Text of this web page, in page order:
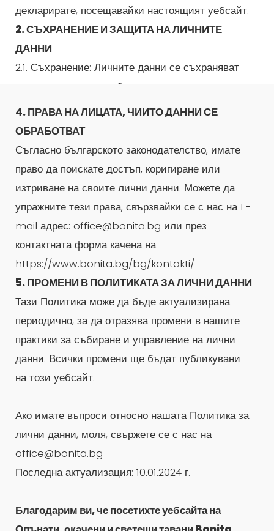
декларирате, посещавайки настоящият уебсайт.
2. СЪХРАНЕНИЕ И ЗАЩИТА НА ЛИЧНИТЕ
ДАННИ
2.1. Съхранение: Личните данни се съхраняват
само за периода, необходим за постигане на
целите, за които са били събрани и/или според
изискванията на приложимото законодателство,
действащо на територията на Република
2.2. Защита: Прилагаме подходящи технически и
организационни мерки, за да предпазим вашите
лични данни от неправомерен достъп,
злоупотреба, загуба или разкриване.
3. РАЗКРИВАНЕ НА ЛИЧНИ ДАННИ
Вашите лични данни не се разкриват на трети
страни без вашето явно съгласие, освен ако
4. ПРАВА НА ЛИЦАТА, ЧИИТО ДАННИ СЕ
ОБРАБОТВАТ
Съгласно българското законодателство, имате
право да поискате достъп, коригиране или
изтриване на своите лични данни. Можете да
упражните тези права, свързвайки се с нас на E-
mail адрес: office@bonita.bg или през
контактната форма качена на
https://www.bonita.bg/bg/kontakti/
5. ПРОМЕНИ В ПОЛИТИКАТА ЗА ЛИЧНИ ДАННИ
Тази Политика може да бъде актуализирана
периодично, за да отразява промени в нашите
практики за събиране и управление на лични
данни. Всички промени ще бъдат публикувани
на този уебсайт.
Ако имате въпроси относно нашата Политика за
лични данни, моля, свържете се с нас на
office@bonita.bg
Последна актуализация: 10.01.2024 г.
Благодарим ви, че посетихте уебсайта на